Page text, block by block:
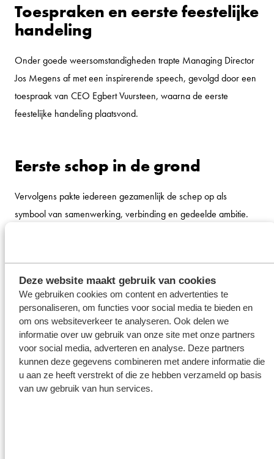
Deze website maakt gebruik van cookies
We gebruiken cookies om content en advertenties te
personaliseren, om functies voor social media te bieden en
om ons websiteverkeer te analyseren. Ook delen we
informatie over uw gebruik van onze site met onze partners
voor social media, adverteren en analyse. Deze partners
kunnen deze gegevens combineren met andere informatie die
u aan ze heeft verstrekt of die ze hebben verzameld op basis
van uw gebruik van hun services.
Toespraken en eerste feestelijke
handeling
Onder goede weersomstandigheden trapte Managing Director
Jos Megens af met een inspirerende speech, gevolgd door een
toespraak van CEO Egbert Vuursteen, waarna de eerste
feestelijke handeling plaatsvond.
Eerste schop in de grond
Vervolgens pakte iedereen gezamenlijk de schep op als
symbool van samenwerking, verbinding en gedeelde ambitie.
locatie aan de Gideonweg in Groningen voor een
toekomstbestendige thuisbasis in Sappemeer, klaar voor een
volgende stap in onze groei. Samen bouwen we aan ons
volgende hoofdstuk.